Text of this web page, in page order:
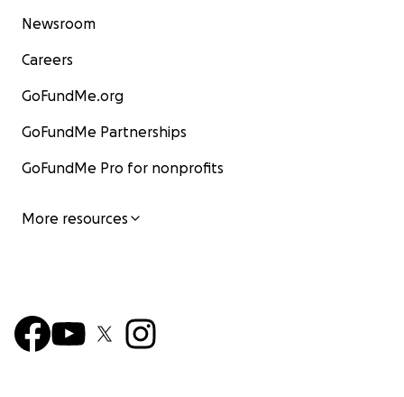
Newsroom
Careers
GoFundMe.org
GoFundMe Partnerships
GoFundMe Pro for nonprofits
More resources